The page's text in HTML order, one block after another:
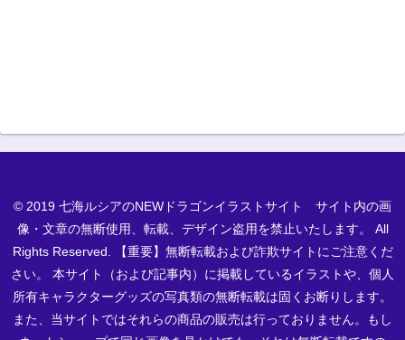
© 2019 七海ルシアのNEWドラゴンイラストサイト サイト内の画
像・文章の無断使用、転載、デザイン盗用を禁止いたします。 All
Rights Reserved. 【重要】無断転載および詐欺サイトにご注意くだ
さい。 本サイト（および記事内）に掲載しているイラストや、個人
所有キャラクターグッズの写真類の無断転載は固くお断りします。
また、当サイトではそれらの商品の販売は行っておりません。もし